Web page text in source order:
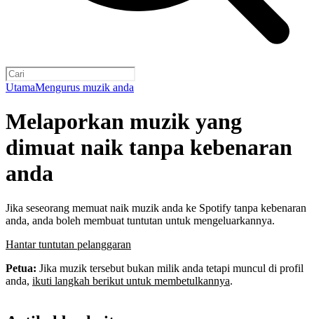
UtamaMengurus muzik anda
Melaporkan muzik yang
dimuat naik tanpa kebenaran
anda
Jika seseorang memuat naik muzik anda ke Spotify tanpa kebenaran
anda, anda boleh membuat tuntutan untuk mengeluarkannya.
Hantar tuntutan pelanggaran
Petua: Jika muzik tersebut bukan milik anda tetapi muncul di profil
anda, ikuti langkah berikut untuk membetulkannya.